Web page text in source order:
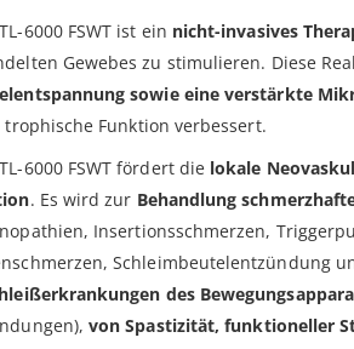
6000 FSWT ist ein nicht-invasives
Gewebes zu stimulieren. Diese
sowie eine verstärkte
trophische Funktion verbessert.
6000 FSWT fördert die lokale
. Es wird zur Behandlung
Insertionsschmerzen,
Schleimbeutelentzündung
des
von Spastizität, funktioneller